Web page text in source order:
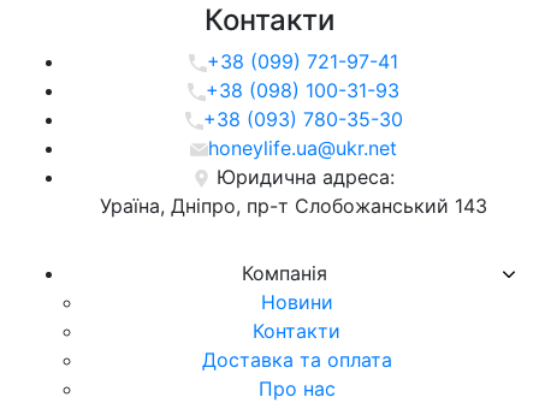
Компанія
Новини
Контакти
Доставка та оплата
Про нас
Контакти
+38 (099) 721-97-41
+38 (098) 100-31-93
+38 (093) 780-35-30
honeylife.ua@ukr.net
Юридична адреса:
Ураїна, Дніпро, пр-т Слобожанський 143